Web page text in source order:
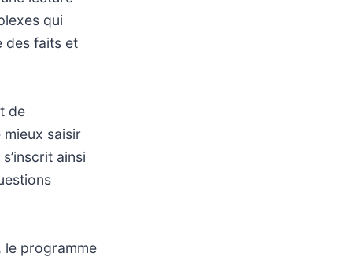
qui
des faits et
de
saisir
ainsi
le programme